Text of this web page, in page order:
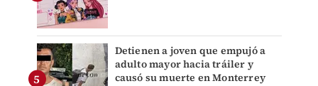
Detienen a joven que empujó a
adulto mayor hacia tráiler y
causó su muerte en Monterrey